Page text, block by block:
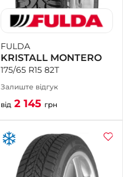
FULDA
KRISTALL MONTERO
175/65 R15 82T
Залиште відгук
від 2 145 грн